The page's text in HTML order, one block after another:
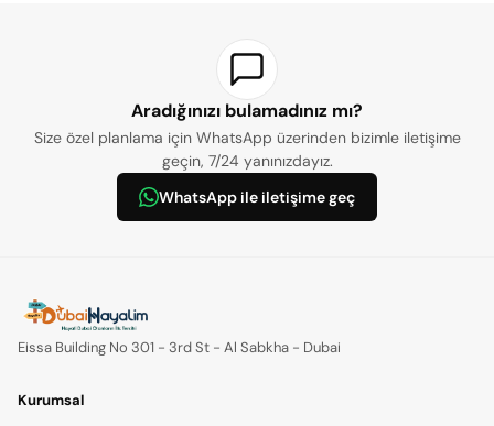
Aradığınızı bulamadınız mı?
Size özel planlama için WhatsApp üzerinden bizimle iletişime
geçin, 7/24 yanınızdayız.
WhatsApp ile iletişime geç
Eissa Building No 301 - 3rd St - Al Sabkha - Dubai
Kurumsal